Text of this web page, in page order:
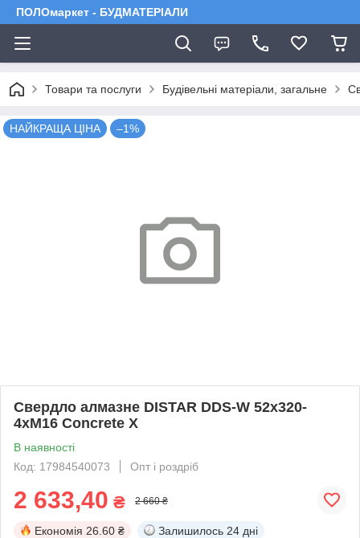
ПОЛОмаркет - БУДМАТЕРІАЛИ
Товари та послуги Будівельні матеріали, загальне
НАЙКРАЩА ЦІНА –1%
Свердло алмазне DISTAR DDS-W 52х320-
4xM16 Concrete X
В наявності
Код: 17984540073
Опт і роздріб
2 633,40 ₴ 2 660 ₴
Економія 26.60 ₴ Залишилось 24 дні